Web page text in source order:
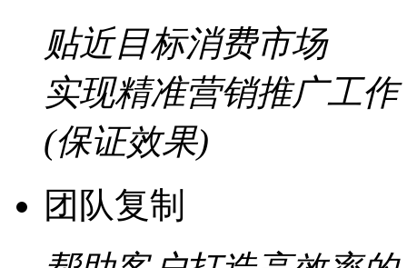
贴近目标消费市场
实现精准营销推广工作
(保证效果)
团队复制